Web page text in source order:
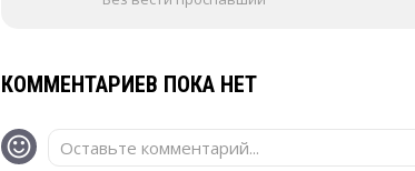
КОММЕНТАРИЕВ ПОКА НЕТ
Оставьте комментарий...